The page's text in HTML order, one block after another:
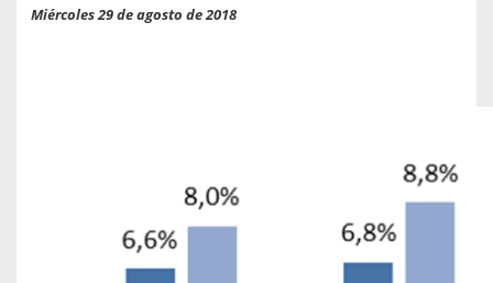
Miércoles 29 de agosto de 2018